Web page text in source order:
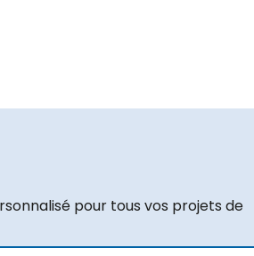
pour tous vos projets de